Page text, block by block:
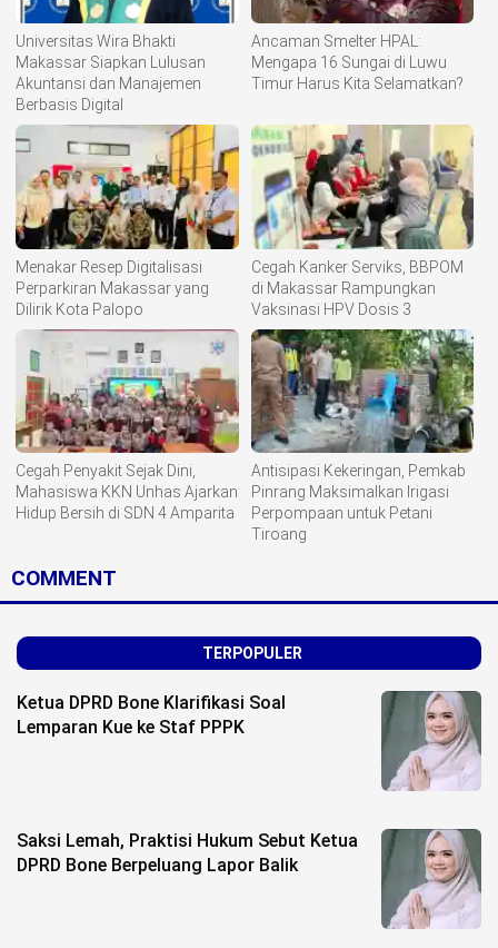
Universitas Wira Bhakti
Makassar Siapkan Lulusan
Akuntansi dan Manajemen
Berbasis Digital
Ancaman Smelter HPAL:
Mengapa 16 Sungai di Luwu
Timur Harus Kita Selamatkan?
Menakar Resep Digitalisasi
Perparkiran Makassar yang
Dilirik Kota Palopo
Cegah Kanker Serviks, BBPOM
di Makassar Rampungkan
Vaksinasi HPV Dosis 3
Cegah Penyakit Sejak Dini,
Mahasiswa KKN Unhas Ajarkan
Hidup Bersih di SDN 4 Amparita
Antisipasi Kekeringan, Pemkab
Pinrang Maksimalkan Irigasi
Perpompaan untuk Petani
Tiroang
COMMENT
TERPOPULER
Ketua DPRD Bone Klarifikasi Soal
Lemparan Kue ke Staf PPPK
Saksi Lemah, Praktisi Hukum Sebut Ketua
DPRD Bone Berpeluang Lapor Balik